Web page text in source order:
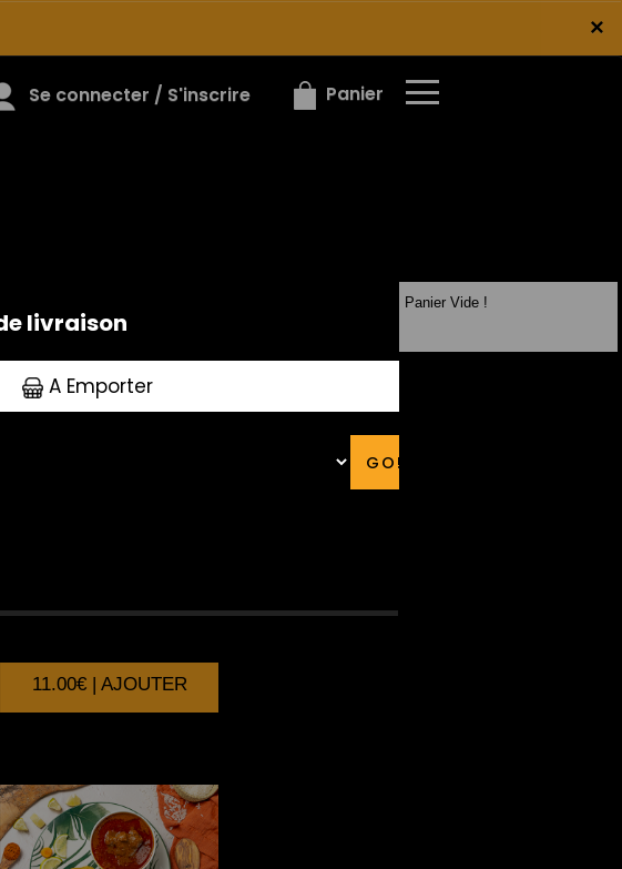
×
Se connecter / S'inscrire Panier
×
11.00€ | AJOUTER
Panier Vide !